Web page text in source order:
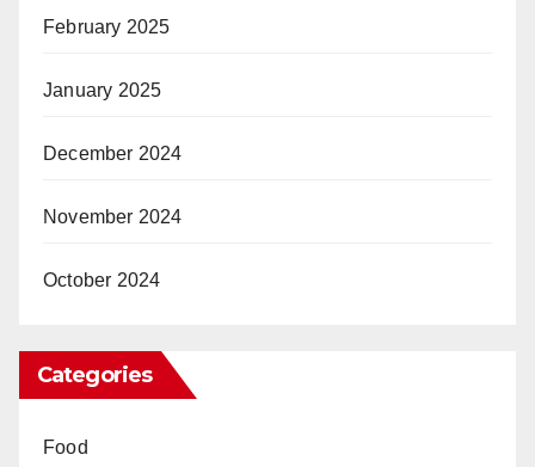
February 2025
January 2025
December 2024
November 2024
October 2024
Categories
Food